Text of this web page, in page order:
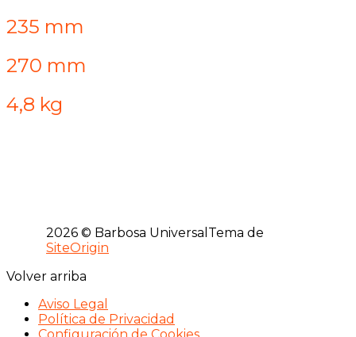
235 mm
270 mm
4,8 kg
2026 © Barbosa Universal Tema de
SiteOrigin
Volver arriba
Aviso Legal
Política de Privacidad